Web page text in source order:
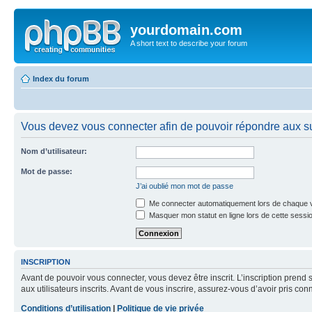
yourdomain.com
A short text to describe your forum
Index du forum
Vous devez vous connecter afin de pouvoir répondre aux
Nom d’utilisateur:
Mot de passe:
J’ai oublié mon mot de passe
Me connecter automatiquement lors de chaque
Masquer mon statut en ligne lors de cette
INSCRIPTION
Avant de pouvoir vous connecter, vous devez être inscrit. L’inscription
aux utilisateurs inscrits. Avant de vous inscrire, assurez-vous d’avoir pris
Conditions d’utilisation
Politique de vie privée